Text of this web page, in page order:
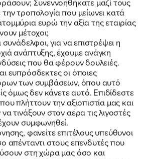
τροπολογία που μείωνει κατά
ευρώ την αξία της εταιρίας
μέτοχοι;
συνάδελφοι, για να επιστρέψει η
ανάπτυξης, έχουμε ανάγκη
που θα φέρουν δουλειές.
ευπρόσδεκτες οι όποιες
των συμβάσεων, όπου αυτό
όμως δεν κάνετε αυτό. Επιδίδεστε
πλήττουν την αξιοπιστία μας και
τινάξουν στον αέρα τις λιγοστές
συμφωνηθεί.
φανείτε επιτέλους υπεύθυνοι
απένταντι στους επενδυτές που
στη χώρα μας όσο και